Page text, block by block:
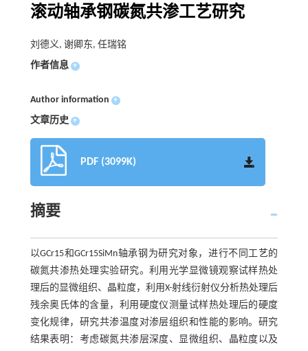
滚动轴承钢碳氮共渗工艺研究
刘德义, 谢卿东, 任瑞铭
作者信息 +
Author information +
文章历史 +
PDF (3099K)
摘要
以GCr15和GCr15SiMn轴承钢为研究对象，进行不同工艺的
碳氮共渗热处理实验研究。利用光学显微镜观察试样热处
理后的显微组织、晶粒度，利用X-射线衍射仪分析热处理后
残余奥氏体的含量，利用硬度仪测量试样热处理后的硬度
变化规律，研究共渗温度对渗层组织和性能的影响。研究
结果表明：考虑碳氮共渗层深度、显微组织、晶粒度以及